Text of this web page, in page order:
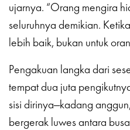
ujarnya. “Orang mengira
seluruhnya demikian.
lebih baik, bukan untuk
Pengakuan langka dari
tempat dua juta
sisi dirinya—kadang
bergerak luwes antara